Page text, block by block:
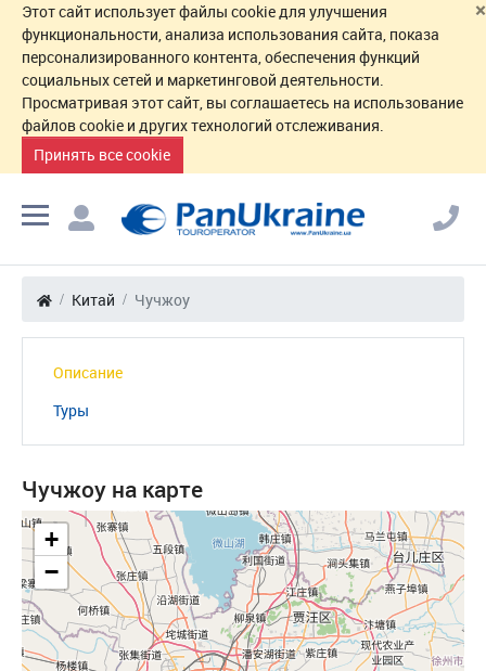
×
Этот сайт использует файлы cookie для улучшения
функциональности, анализа использования сайта, показа
персонализированного контента, обеспечения функций
социальных сетей и маркетинговой деятельности.
Просматривая этот сайт, вы соглашаетесь на использование
файлов cookie и других технологий отслеживания.
Принять все cookie
Китай Чучжоу
Описание
Туры
Чучжоу на карте
+
−